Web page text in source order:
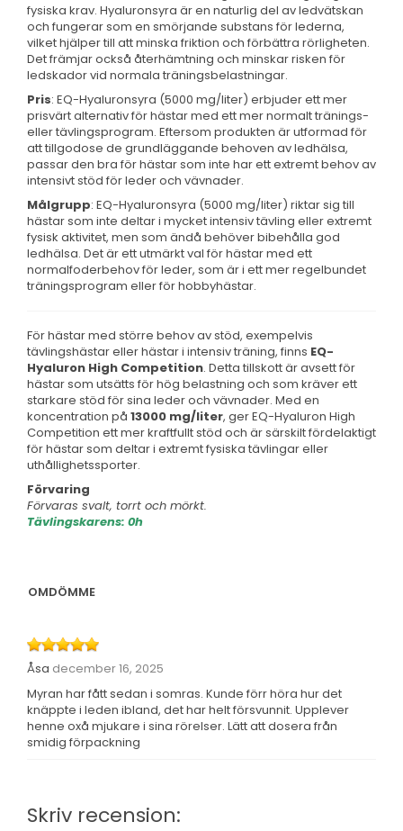
fysiska krav. Hyaluronsyra är en naturlig del av ledvätskan
och fungerar som en smörjande substans för lederna,
vilket hjälper till att minska friktion och förbättra rörligheten.
Det främjar också återhämtning och minskar risken för
ledskador vid normala träningsbelastningar.
Pris: EQ-Hyaluronsyra (5000 mg/liter) erbjuder ett mer
prisvärt alternativ för hästar med ett mer normalt tränings-
eller tävlingsprogram. Eftersom produkten är utformad för
att tillgodose de grundläggande behoven av ledhälsa,
passar den bra för hästar som inte har ett extremt behov av
intensivt stöd för leder och vävnader.
Målgrupp: EQ-Hyaluronsyra (5000 mg/liter) riktar sig till
hästar som inte deltar i mycket intensiv tävling eller extremt
fysisk aktivitet, men som ändå behöver bibehålla god
ledhälsa. Det är ett utmärkt val för hästar med ett
normalfoderbehov för leder, som är i ett mer regelbundet
träningsprogram eller för hobbyhästar.
För hästar med större behov av stöd, exempelvis
tävlingshästar eller hästar i intensiv träning, finns EQ-
Hyaluron High Competition. Detta tillskott är avsett för
hästar som utsätts för hög belastning och som kräver ett
starkare stöd för sina leder och vävnader. Med en
koncentration på 13000 mg/liter, ger EQ-Hyaluron High
Competition ett mer kraftfullt stöd och är särskilt fördelaktigt
för hästar som deltar i extremt fysiska tävlingar eller
uthållighetssporter.
Förvaring
Förvaras svalt, torrt och mörkt.
Tävlingskarens: 0h
OMDÖMME
Åsa december 16, 2025
Myran har fått sedan i somras. Kunde förr höra hur det
knäppte i leden ibland, det har helt försvunnit. Upplever
henne oxå mjukare i sina rörelser. Lätt att dosera från
smidig förpackning
Skriv recension: